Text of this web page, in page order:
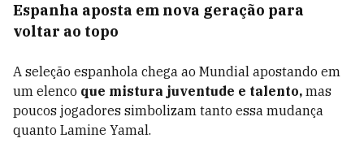
Espanha aposta em nova geração para
voltar ao topo
A seleção espanhola chega ao Mundial apostando em
um elenco que mistura juventude e talento, mas
poucos jogadores simbolizam tanto essa mudança
quanto Lamine Yamal.